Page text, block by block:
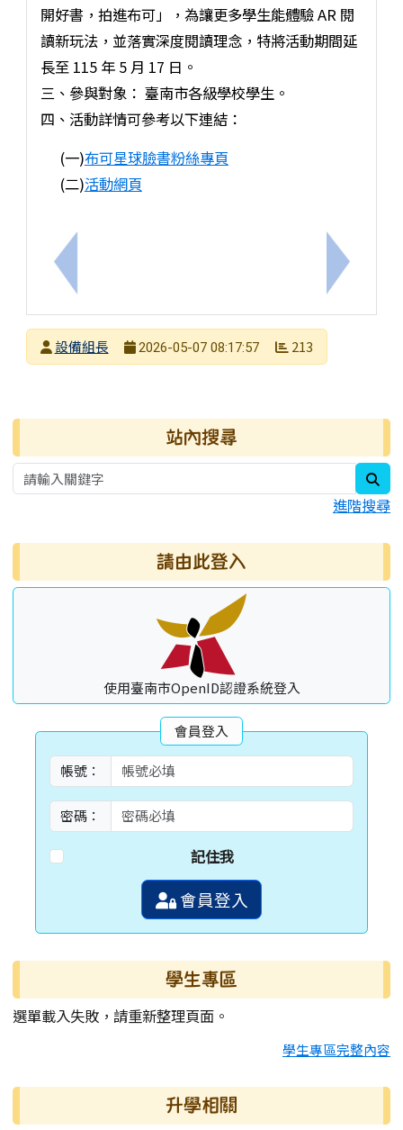
上一筆：臺北市立天文科學教育館「115年教師天文
開好書，拍進布可」，為讓更多學生能體驗 AR 閱
讀新玩法，並落實深度閱讀理念，特將活動期間延
長至 115 年 5 月 17 日。
三、參與對象： 臺南市各級學校學生。
四、活動詳情可參考以下連結：
(一)布可星球臉書粉絲專頁
(二)活動網頁
下一筆：
發布者設備組長
2026-05-07 08:17:57 213
右邊區域內容 站內搜尋
進階搜尋
請由此登入
使用臺南市OpenID認證系統登入
會員登入
帳號：
密碼：
記住我
會員登入
學生專區
選單載入失敗，請重新整理頁面。
學生專區完整內容
升學相關